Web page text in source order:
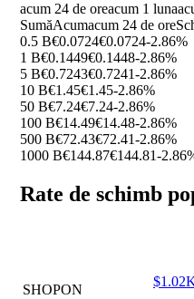
acum 24 de oreacum 1 luna
SumăAcumacum 24 de ore
0.5 B€0.0724€0.0724-2.86%
1 B€0.1449€0.1448-2.86%
5 B€0.7243€0.7241-2.86%
10 B€1.45€1.45-2.86%
50 B€7.24€7.24-2.86%
100 B€14.49€14.48-2.86%
500 B€72.43€72.41-2.86%
1000 B€144.87€144.81-
Rate de schimb
SHOPON